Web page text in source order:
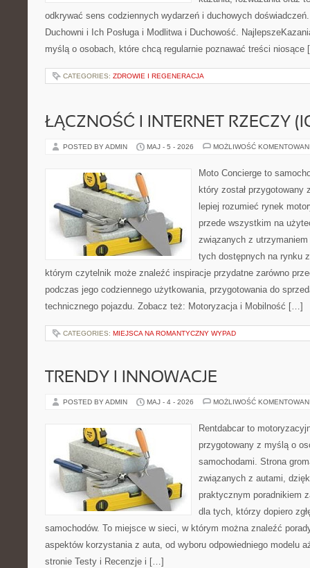
odkrywać sens codziennych wydarzeń i duchowych
Duchowni i Ich Posługa i Modlitwa i Duchowość.
myślą o osobach, które chcą regularnie poznawać treści
CATEGORIES: ZDROWIE I REGENERACJA
ŁĄCZNOŚĆ I INTERNET RZECZY
POSTED BY ADMIN MAJ - 5 - 2026 MOŻLIWOŚĆ
Moto Concierge to
który został
lepiej rozumieć rynek
przede wszystkim na
związanych z utrzymaniem
tych dostępnych na rynku
którym czytelnik może znaleźć inspiracje przydatne zarówno
podczas jego codziennego użytkowania, przygotowania do
technicznego pojazdu. Zobacz też: Motoryzacja i Mobilność […]
CATEGORIES: MIEJSCA NA ROMANTYCZNY WYPAD
TRENDY I INNOWACJE
POSTED BY ADMIN MAJ - 4 - 2026 MOŻLIWOŚĆ
Rentdabcar to
przygotowany z myślą o
samochodami. Strona
związanych z autami,
praktycznym poradnikiem
dla tych, którzy dopiero
samochodów. To miejsce w sieci, w którym można znaleźć
aspektów korzystania z auta, od wyboru odpowiedniego modelu
stronie Testy i Recenzje i […]